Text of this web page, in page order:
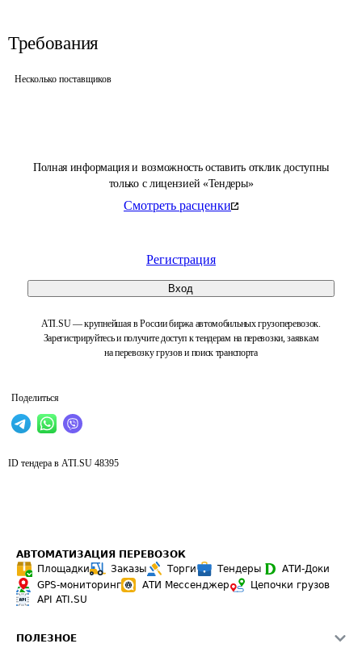
Полная информация и возможность оставить отклик доступны
только с лицензией «Тендеры»
Смотреть расценки
Регистрация
Вход
ATI.SU — крупнейшая в России биржа автомобильных грузоперевозок.
Зарегистрируйтесь и получите доступ к тендерам на перевозки, заявкам
на перевозку грузов и поиск транспорта
Поделиться
Требования
Несколько поставщиков
ID тендера в ATI.SU 48395
АВТОМАТИЗАЦИЯ ПЕРЕВОЗОК
Площадки
Заказы Торги Тендеры
АТИ-Доки
GPS-мониторинг
АТИ Мессенджер
Цепочки грузов
API ATI.SU
ПОЛЕЗНОЕ